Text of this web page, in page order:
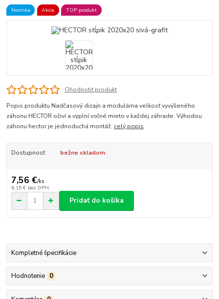
Novinka Akcia TOP produkt
Ohodnotiť produkt
Popis produktu Nadčasový dizajn a modulárna velkosť vyvýšeného
záhonu HECTOR oživí a vyplní voľné mieto v každej záhrade. Výhodou
záhonu hector je jednoduchá montáž. celý popis
Dostupnosť bežne skladom
7,56 €/ks
6,15 € bez DPH
Pridať do košíka
Kompletné špecifikácie
Hodnotenie 0